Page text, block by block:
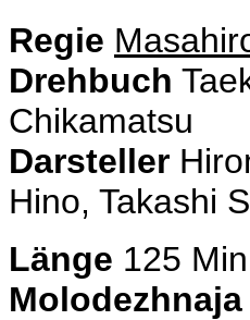
Regie
Drehbuch
Chikamatsu
Darsteller
Hino, Takashi
Länge 125